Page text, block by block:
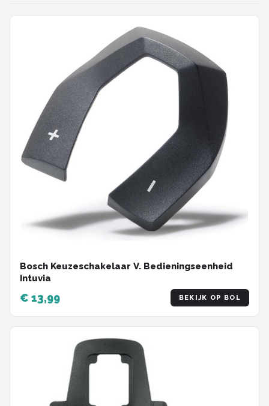
Bosch Keuzeschakelaar V. Bedieningseenheid
Intuvia
€ 13,99 BEKIJK OP BOL